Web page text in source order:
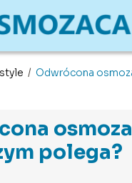
/ Odwrócona
osmoza
polega?